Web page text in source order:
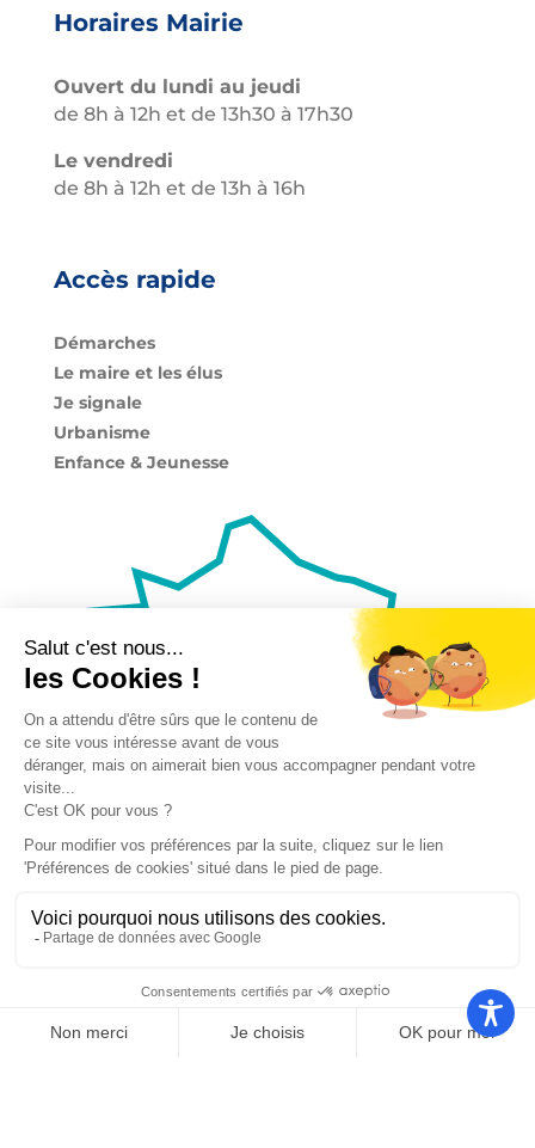
Horaires Mairie
Ouvert du lundi au jeudi
de 8h à 12h et de 13h30 à 17h30
Le vendredi
de 8h à 12h et de 13h à 16h
Accès rapide
Démarches
Le maire et les élus
Je signale
Urbanisme
Enfance & Jeunesse